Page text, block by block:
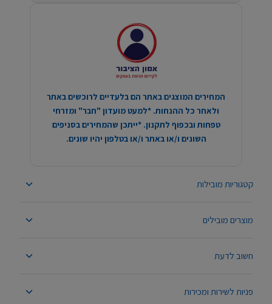
קטגוריות מובילות
מוצרים מובילים
חשוב לדעת
פניות לשירות ומכירות
המחירים המוצגים באתר הם בלעדיים לרוכשים באתר
ולאחר כל ההנחות. *למעט מועדון "חבר" ומזרחי
טפחות ובכפוף לתקנון. *ייתכן שהמחירים בסניפים
השונים ו/או באתר ו/או בטלפון יהיו שונים.